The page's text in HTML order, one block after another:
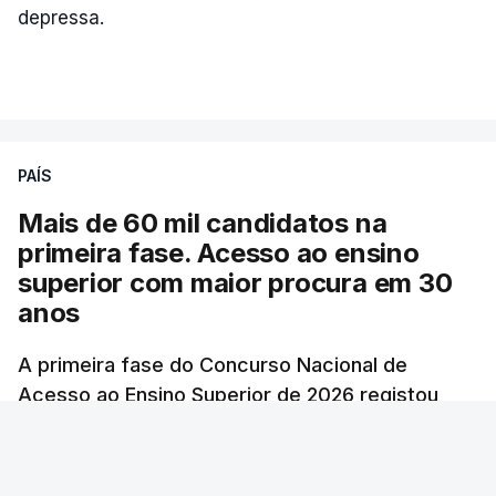
depressa.
PAÍS
Mais de 60 mil candidatos na
primeira fase. Acesso ao ensino
superior com maior procura em 30
anos
A primeira fase do Concurso Nacional de
Acesso ao Ensino Superior de 2026 registou